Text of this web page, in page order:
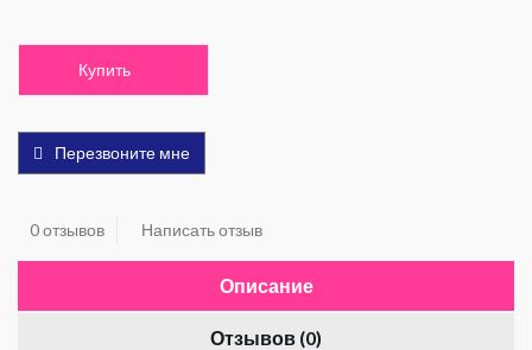
Купить
Перезвоните мне
0 отзывов Написать отзыв
Описание
Отзывов (0)